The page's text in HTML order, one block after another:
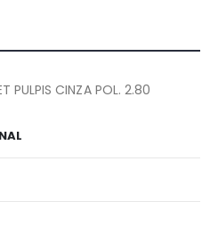
PULPIS CINZA POL. 2.80